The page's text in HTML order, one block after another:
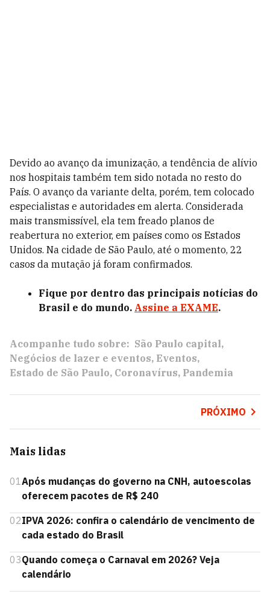
Devido ao avanço da imunização, a tendência de alívio
nos hospitais também tem sido notada no resto do
País. O avanço da variante delta, porém, tem colocado
especialistas e autoridades em alerta. Considerada
mais transmissível, ela tem freado planos de
reabertura no exterior, em países como os Estados
Unidos. Na cidade de São Paulo, até o momento, 22
casos da mutação já foram confirmados.
Fique por dentro das principais notícias do
Brasil e do mundo. Assine a EXAME.
Acompanhe tudo sobre: São Paulo capital
Negócios de lazer e eventos Eventos
Estado de São Paulo Coronavírus Pandemia
PRÓXIMO
Mais lidas
01Após mudanças do governo na CNH, autoescolas
oferecem pacotes de R$ 240
02IPVA 2026: confira o calendário de vencimento de
cada estado do Brasil
03Quando começa o Carnaval em 2026? Veja
calendário